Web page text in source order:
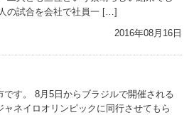
の試合を会社で社員一 […]
2016年08月16日
です。 8月5日からブラジルで開催される
ャネイロオリンピックに同行させてもら